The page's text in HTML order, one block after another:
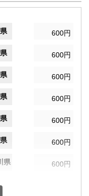
600円
600円
600円
600円
600円
600円
県 600円